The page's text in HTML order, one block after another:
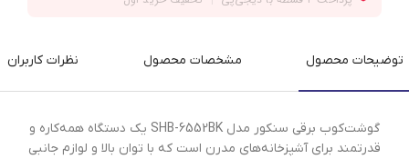
توضیحات محصول مشخصات محصول نظرات کاربران
گوشت‌کوب برقی سنکور مدل SHB-6552BK یک دستگاه همه‌کاره و
قدرتمند برای آشپزخانه‌های مدرن است که با توان بالا و لوازم جانبی